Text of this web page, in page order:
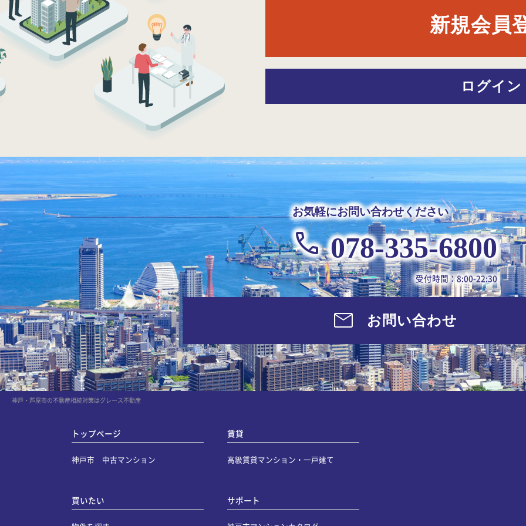
新規会員
ログイン
お気軽にお問い合わせください
078-335-6800
受付時間：8:00-22:30
お問い合わせ
神戸・芦屋市の不動産相続対策はグレース不動産
トップページ
神戸市 中古マンション
買いたい
賃貸
高級賃貸マンション・一戸建て
サポート